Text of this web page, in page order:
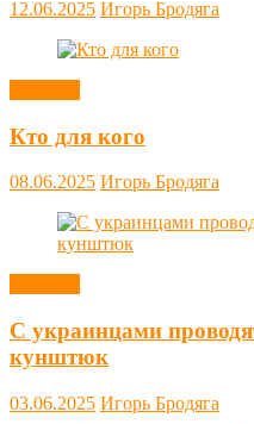
12.06.2025 Игорь Бродяга
Кто для кого
08.06.2025 Игорь Бродяга
С украинцами
кунштюк
03.06.2025 Игорь Бродяга